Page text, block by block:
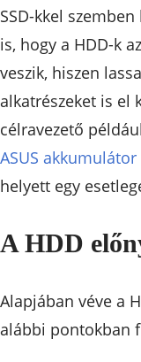
SSD-kkel
is, hogy a HDD-k
veszik, hiszen
alkatrészeket is el
célravezető
ASUS
helyett egy
A HDD
Alapjában véve a
alábbi pontokban